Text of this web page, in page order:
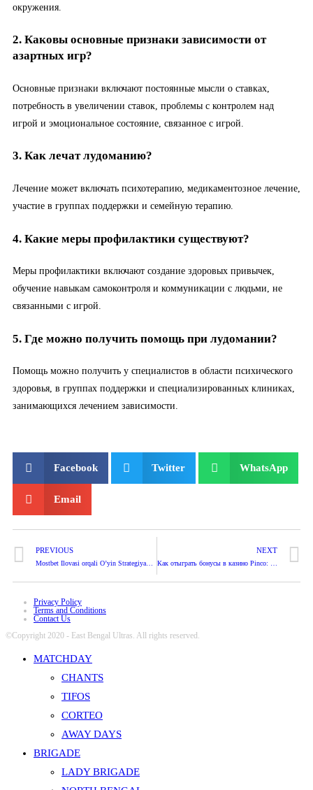
окружения.
2. Каковы основные признаки зависимости от
азартных игр?
Основные признаки включают постоянные мысли о ставках,
потребность в увеличении ставок, проблемы с контролем над
игрой и эмоциональное состояние, связанное с игрой.
3. Как лечат лудоманию?
Лечение может включать психотерапию, медикаментозное лечение,
участие в группах поддержки и семейную терапию.
4. Какие меры профилактики существуют?
Меры профилактики включают создание здоровых привычек,
обучение навыкам самоконтроля и коммуникации с людьми, не
связанными с игрой.
5. Где можно получить помощь при лудомании?
Помощь можно получить у специалистов в области психического
здоровья, в группах поддержки и специализированных клиниках,
занимающихся лечением зависимости.
Facebook Twitter WhatsApp
Email
PREVIOUS NEXT
Privacy Policy
Terms and Conditions
Contact Us
©Copyright 2020 - East Bengal Ultras. All rights reserved.
MATCHDAY
CHANTS
TIFOS
CORTEO
AWAY DAYS
BRIGADE
LADY BRIGADE